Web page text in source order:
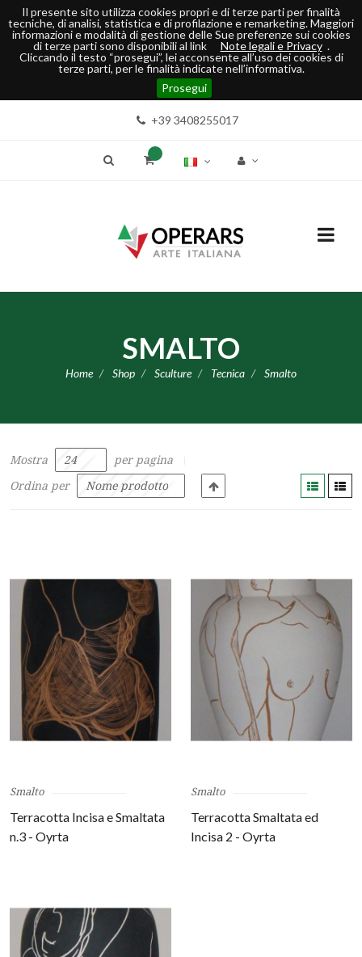
Il presente sito utilizza cookies propri e di terze parti per finalità
tecniche, di analisi, statistica e di profilazione e remarketing. Maggiori
informazioni e modalità di gestione delle Sue preferenze sui cookies
di terze parti sono disponibili al link
Note legali e Privacy .
Cliccando il testo “prosegui”, lei acconsente all’uso dei cookies di
terze parti, per le finalità indicate nell’informativa.
Prosegui
+39 3408255017
SMALTO
Home Shop Sculture Tecnica Smalto
Mostra
per pagina
Ordina per
Smalto
Terracotta Incisa e Smaltata
n.3 - Oyrta
Smalto
Terracotta Smaltata ed
Incisa 2 - Oyrta